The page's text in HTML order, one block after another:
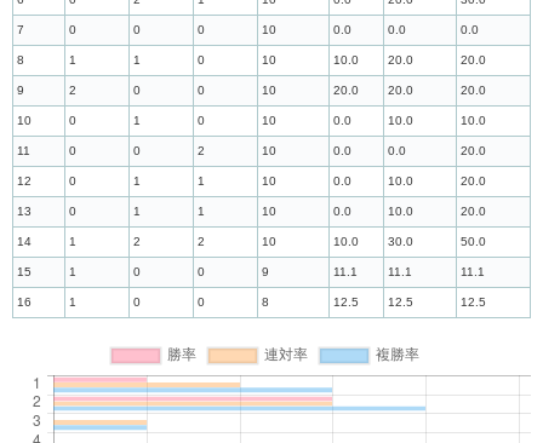
7 0 0 0 10 0.0 0.0 0.0
8 1 1 0 10 10.0 20.0 20.0
9 2 0 0 10 20.0 20.0 20.0
10 0 1 0 10 0.0 10.0 10.0
11 0 0 2 10 0.0 0.0 20.0
12 0 1 1 10 0.0 10.0 20.0
13 0 1 1 10 0.0 10.0 20.0
14 1 2 2 10 10.0 30.0 50.0
15 1 0 0 9 11.1 11.1 11.1
16 1 0 0 8 12.5 12.5 12.5